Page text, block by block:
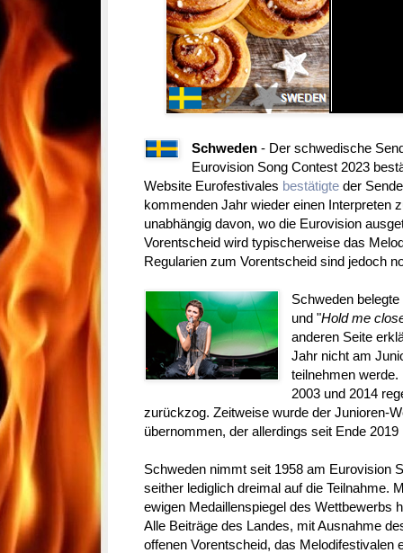
Schweden- Der schwedische
Eurovision Song Contest 2023
Website Eurofestivales bestätigte der
kommenden Jahr wieder einen Interpreten
unabhängig davon, wo die Eurovision
Vorentscheid wird typischerweise das
Regularien zum Vorentscheid sind jedoch
Schweden
und "Hold me
anderen Seite
Jahr nicht am
teilnehmen
2003 und 2014
zurückzog. Zeitweise wurde der Junioren-
übernommen, der allerdings seit Ende
Schweden nimmt seit 1958 am Eurovision
seither lediglich dreimal auf die Teilnahme.
ewigen Medaillenspiegel des Wettbewerbs
Alle Beiträge des Landes, mit Ausnahme
offenen Vorentscheid, das Melodifestivalen